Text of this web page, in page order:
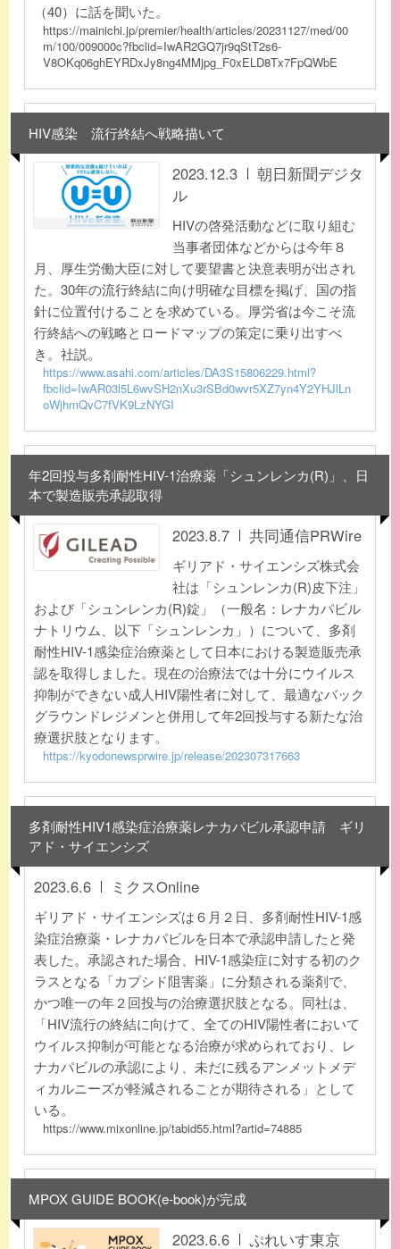
（40）に話を聞いた。
https://mainichi.jp/premier/health/articles/20231127/med/00
m/100/009000c?fbclid=IwAR2GQ7jr9qStT2s6-
V8OKq06ghEYRDxJy8ng4MMjpg_F0xELD8Tx7FpQWbE
HIV感染 流行終結へ戦略描いて
2023.12.3
朝日新聞デジタ
ル
HIVの啓発活動などに取り組む
当事者団体などからは今年８
月、厚生労働大臣に対して要望書と決意表明が出され
た。30年の流行終結に向け明確な目標を掲げ、国の指
針に位置付けることを求めている。厚労省は今こそ流
行終結への戦略とロードマップの策定に乗り出すべ
き。社説。
https://www.asahi.com/articles/DA3S15806229.html?
fbclid=IwAR03l5L6wvSH2nXu3rSBd0wvr5XZ7yn4Y2YHJlLn
oWjhmQvC7fVK9LzNYGI
年2回投与多剤耐性HIV-1治療薬「シュンレンカ(R)」、日
本で製造販売承認取得
2023.8.7 共同通信PRWire
ギリアド・サイエンシズ株式会
社は「シュンレンカ(R)皮下注」
および「シュンレンカ(R)錠」（一般名：レナカパビル
ナトリウム、以下「シュンレンカ」）について、多剤
耐性HIV-1感染症治療薬として日本における製造販売承
認を取得しました。現在の治療法では十分にウイルス
抑制ができない成人HIV陽性者に対して、最適なバック
グラウンドレジメンと併用して年2回投与する新たな治
療選択肢となります。
https://kyodonewsprwire.jp/release/202307317663
多剤耐性HIV1感染症治療薬レナカパビル承認申請 ギリ
アド・サイエンシズ
2023.6.6 ミクスOnline
ギリアド・サイエンシズは６月２日、多剤耐性HIV-1感
染症治療薬・レナカパビルを日本で承認申請したと発
表した。承認された場合、HIV-1感染症に対する初のク
ラスとなる「カプシド阻害薬」に分類される薬剤で、
かつ唯一の年２回投与の治療選択肢となる。同社は、
「HIV流行の終結に向けて、全てのHIV陽性者において
ウイルス抑制が可能となる治療が求められており、レ
ナカパビルの承認により、未だに残るアンメットメデ
ィカルニーズが軽減されることが期待される」として
いる。
https://www.mixonline.jp/tabid55.html?artid=74885
MPOX GUIDE BOOK(e-book)が完成
2023.6.6 ぷれいす東京